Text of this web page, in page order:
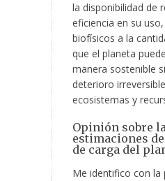
la disponibilidad de
eficiencia en su
biofísicos a la
que el planeta
manera sostenible
deterioro
ecosistemas y
Opinión sobre
estimaciones
de carga del
Me identifico con la